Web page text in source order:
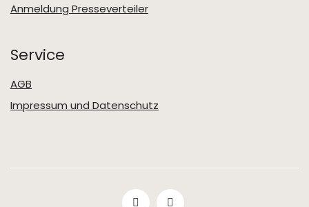
Anmeldung Presseverteiler
Service
AGB
Impressum und Datenschutz